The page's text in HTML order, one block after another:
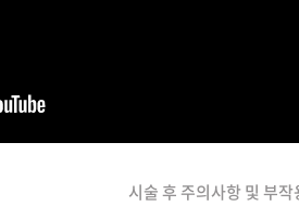
시술 후 주의사항 및 부작